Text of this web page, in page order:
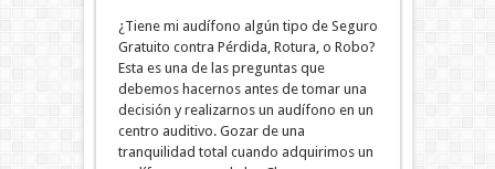
¿Tiene mi audífono algún tipo de Seguro
Gratuito contra Pérdida, Rotura, o Robo?
Esta es una de las preguntas que
debemos hacernos antes de tomar una
decisión y realizarnos un audífono en un
centro auditivo. Gozar de una
tranquilidad total cuando adquirimos un